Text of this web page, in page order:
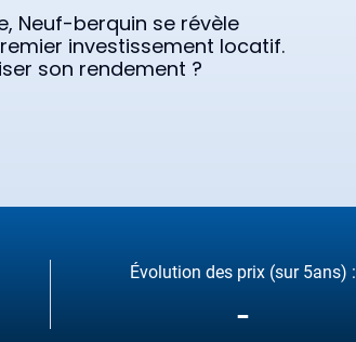
Neuf-berquin se révèle
investissement locatif.
son rendement ?
Évolution des prix (sur 5ans) :
-